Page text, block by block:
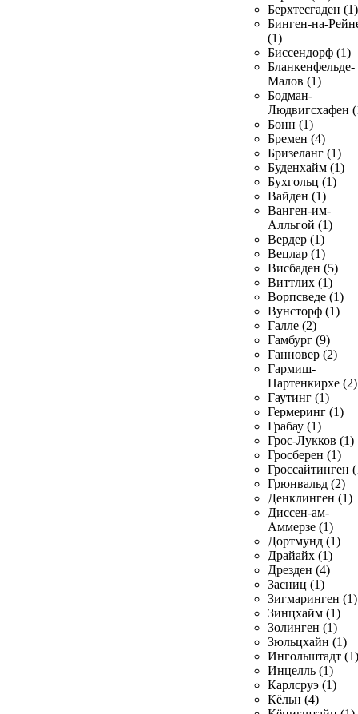
Берхтесгаден (1)
Бинген-на-
(1)
Биссендорф (1)
Бланкенфельде-
Малов (1)
Бодман-
Людвигсхафен
Бонн (1)
Бремен (4)
Бризеланг (1)
Буденхайм (1)
Бухгольц (1)
Вайден (1)
Ванген-им-
Алльгой (1)
Вердер (1)
Вецлар (1)
Висбаден (5)
Виттлих (1)
Ворпсведе (1)
Вунсторф (1)
Галле (2)
Гамбург (9)
Ганновер (2)
Гармиш-
Партенкирхе (2)
Гаутинг (1)
Гермеринг (1)
Грабау (1)
Грос-Лукков (1)
Гросберен (1)
Гроссайтинген
Грюнвальд (2)
Денклинген (1)
Диссен-ам-
Аммерзе (1)
Дортмунд (1)
Драйайх (1)
Дрезден (4)
Засниц (1)
Зигмаринген (1)
Зинцхайм (1)
Золинген (1)
Зюльцхайн (1)
Ингольштадт (1)
Инцелль (1)
Карлсруэ (1)
Кёльн (4)